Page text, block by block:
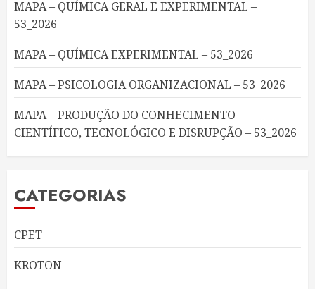
MAPA – QUÍMICA GERAL E EXPERIMENTAL –
53_2026
MAPA – QUÍMICA EXPERIMENTAL – 53_2026
MAPA – PSICOLOGIA ORGANIZACIONAL – 53_2026
MAPA – PRODUÇÃO DO CONHECIMENTO
CIENTÍFICO, TECNOLÓGICO E DISRUPÇÃO – 53_2026
CATEGORIAS
CPET
KROTON